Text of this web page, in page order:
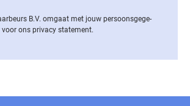
B.V. omgaat met jouw per­soons­ge­ge­
voor ons privacy statement.